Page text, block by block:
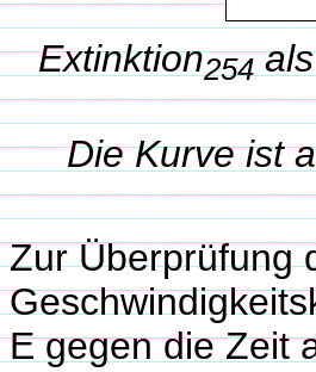
Extinktion254als
Die Kurve ist
Zur Überprüfung
E gegen die Zeit